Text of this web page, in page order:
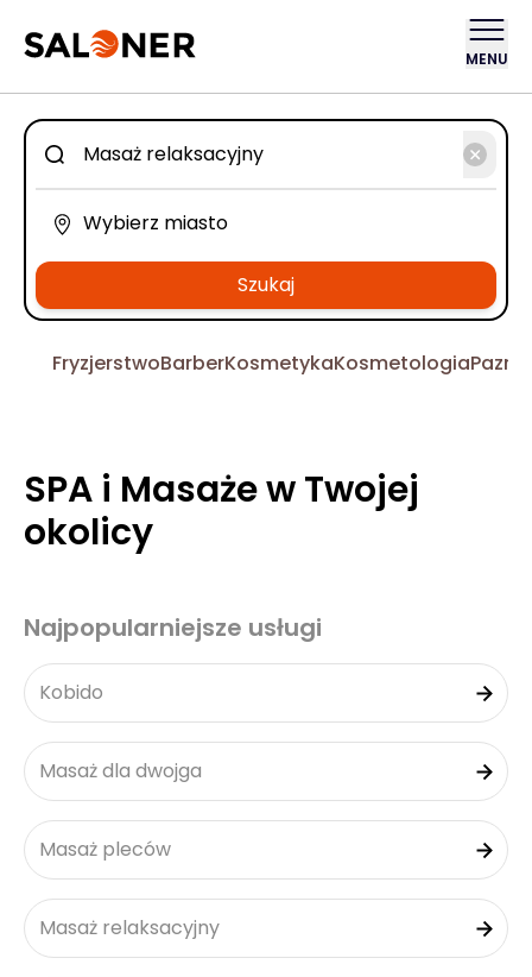
MENU
Szukaj
FryzjerstwoBarberKosmetykaKosmetologia
SPA i Masaże w Twojej
okolicy
Najpopularniejsze usługi
Kobido
Masaż dla dwojga
Masaż pleców
Masaż relaksacyjny